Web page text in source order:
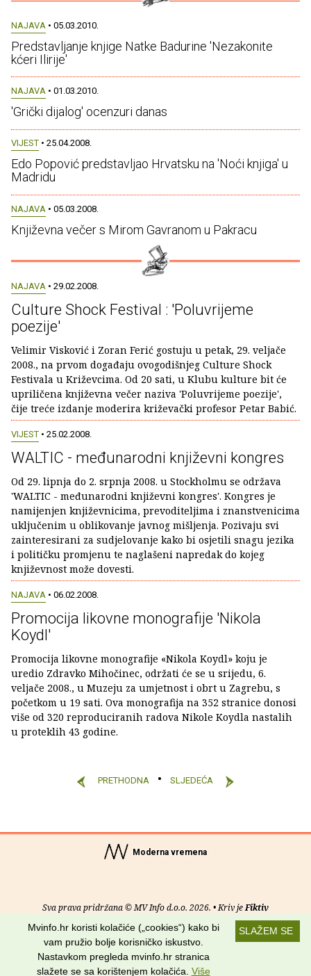
NAJAVA • 05.03.2010.
Predstavljanje knjige Natke Badurine 'Nezakonite
kćeri Ilirije'
NAJAVA • 01.03.2010.
'Grički dijalog' ocenzuri danas
VIJEST • 25.04.2008.
Edo Popović predstavljao Hrvatsku na 'Noći knjiga' u
Madridu
NAJAVA • 05.03.2008.
Književna večer s Mirom Gavranom u Pakracu
NAJAVA • 29.02.2008.
Culture Shock Festival : 'Poluvrijeme
poezije'
Velimir Visković i Zoran Ferić gostuju u petak, 29. veljače
2008., na prvom događaju ovogodišnjeg Culture Shock
Festivala u Križevcima. Od 20 sati, u Klubu kulture bit će
upriličena književna večer naziva 'Poluvrijeme poezije',
čije treće izdanje moderira križevački profesor Petar Babić.
VIJEST • 25.02.2008.
WALTIC - međunarodni književni kongres
Od 29. lipnja do 2. srpnja 2008. u Stockholmu se održava
'WALTIC - međunarodni književni kongres'. Kongres je
namijenjen književnicima, prevoditeljima i znanstvenicima
uključenim u oblikovanje javnog mišljenja. Pozivaju svi
zainteresirani za sudjelovanje kako bi osjetili snagu jezika
i političku promjenu te naglašeni napredak do kojeg
književnost može dovesti.
NAJAVA • 06.02.2008.
Promocija likovne monografije 'Nikola
Koydl'
Promocija likovne monografije «Nikola Koydl» koju je
uredio Zdravko Mihočinec, održati će se u srijedu, 6.
veljače 2008., u Muzeju za umjetnost i obrt u Zagrebu, s
početkom u 19 sati. Ova monografija na 352 stranice donosi
više od 320 reproduciranih radova Nikole Koydla nastalih
u proteklih 43 godine.
PRETHODNA SLJEDEĆA
Moderna vremena
Sva prava pridržana © MV Info d.o.o. 2026. • Kriv jeFiktiv
Uvjeti korištenja RSS kanali
Potraži nas na:
SLAŽEM SE
Mvinfo.hr koristi kolačiće („cookies“) kako bi
vam pružio bolje korisničko iskustvo.
Nastavkom pregleda mvinfo.hr stranica
slažete se sa korištenjem kolačića. Više